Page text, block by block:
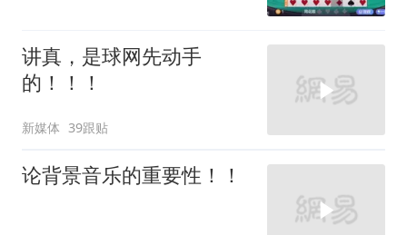
讲真，是球网先动手
的！！！
新媒体 39跟贴
论背景音乐的重要性！！